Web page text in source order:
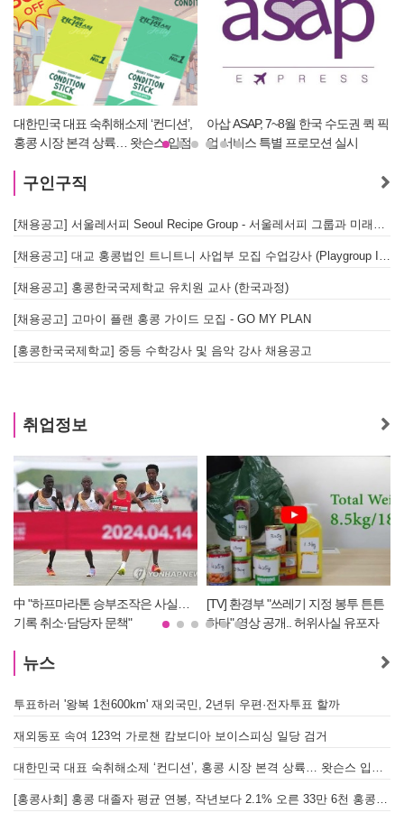
아삽 ASAP, 7~8월 한국 수도권 퀵 픽
업 서비스 특별 프로모션 실시
재외동포 위한 착한 건강검진 플랫
폼 ‘헬로, 오케이검진’ 서비스 개시
구인구직
[채용공고] 서울레서피 Seoul Recipe Group - 서울레서피 그룹과 미래를 함께할 유능한 인재를 모십니다
[채용공고] 대교 홍콩법인 트니트니 사업부 모집 수업강사 (Playgroup Instructor)
[채용공고] 홍콩한국국제학교 유치원 교사 (한국과정)
[채용공고] 고마이 플랜 홍콩 가이드 모집 - GO MY PLAN
[홍콩한국국제학교] 중등 수학강사 및 음악 강사 채용공고
취업정보
[TV] 환경부 "쓰레기 지정 봉투 튼튼
하다" 영상 공개.. 허위사실 유포자
[TV] 제53대 홍콩한인회 회장선거 탁
연균 당선자 정견 발표
뉴스
투표하러 '왕복 1천600km' 재외국민, 2년뒤 우편·전자투표 할까
재외동포 속여 123억 가로챈 캄보디아 보이스피싱 일당 검거
대한민국 대표 숙취해소제 ‘컨디션’, 홍콩 시장 본격 상륙… 왓슨스 입점 기념 할인 행사 진행
[홍콩사회] 홍콩 대졸자 평균 연봉, 작년보다 2.1% 오른 33만 6천 홍콩달러 기록